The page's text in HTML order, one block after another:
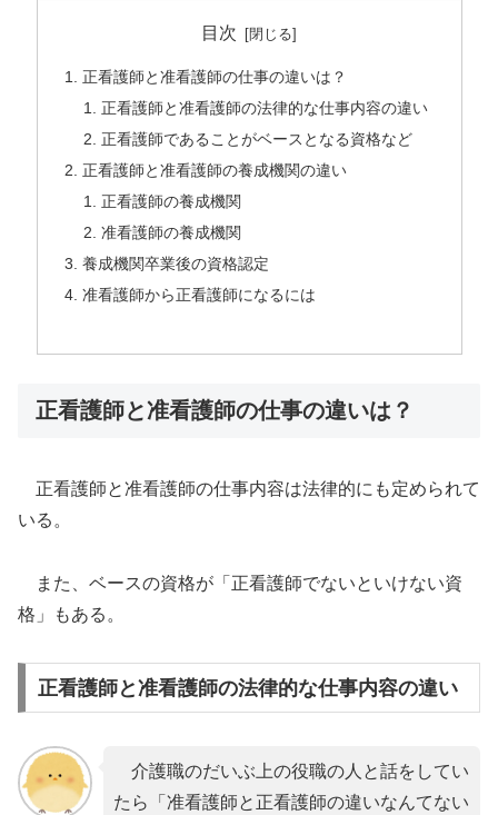
目次
正看護師と准看護師の仕事の違いは？
正看護師と准看護師の法律的な仕事内容の違い
正看護師であることがベースとなる資格など
正看護師と准看護師の養成機関の違い
正看護師の養成機関
准看護師の養成機関
養成機関卒業後の資格認定
准看護師から正看護師になるには
正看護師と准看護師の仕事の違いは？
正看護師と准看護師の仕事内容は法律的にも定められて
いる。
また、ベースの資格が「正看護師でないといけない資
格」もある。
正看護師と准看護師の法律的な仕事内容の違い
介護職のだいぶ上の役職の人と話をしてい
たら「准看護師と正看護師の違いなんてない